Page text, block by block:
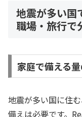
地震が多い国
職場・旅行で
家庭で備える
地震が多い国に住
備えは必要です。